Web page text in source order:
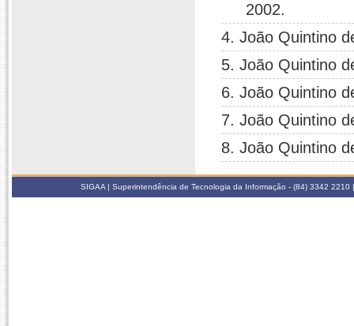
2002.
4. João Quintino
5. João Quintino
6. João Quintino
7. João Quintino
8. João Quintino
SIGAA | Superintendência de Tecnologia da Informação - (84) 3342